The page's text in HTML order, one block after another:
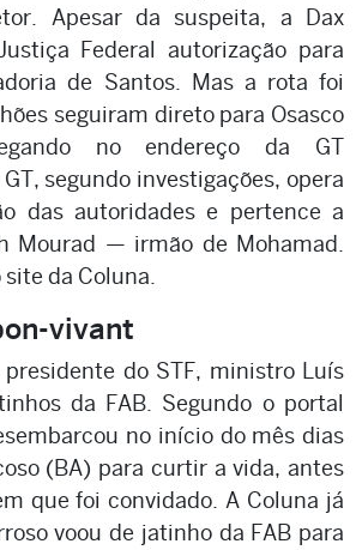
Apesar da suspeita, a Dax
Federal autorização para
de Santos. Mas a rota foi
seguiram direto para Osasco
no endereço da GT
segundo investigações, opera
das autoridades e pertence a
Mourad — irmão de Mohamad.
da Coluna.
vivant
do STF, ministro Luís
da FAB. Segundo o portal
no início do mês dias
(BA) para curtir a vida, antes
que foi convidado. A Coluna já
voou de jatinho da FAB para